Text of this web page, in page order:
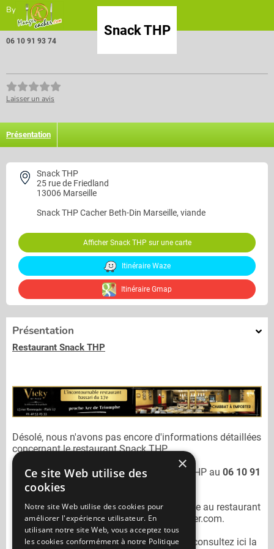
By
Snack THP
06 10 91 93 74
Laisser un avis
Présentation
Snack THP
25 rue de Friedland
13006 Marseille
Snack THPCacher Beth-Din Marseille, viande
Afficher Snack THP sur une carte
Itinéraire Waze
Itinéraire Gmap
Présentation
Restaurant Snack THP
Désolé, nous n'avons pas encore d'informations détaillées
concernant le restaurant Snack THP.
Vous pouvez joindre le restaurant
Snack THP au 06 10 91
93 74
N'oubliez pas de préciser lors de votre sortie au restaurant
Snack THP qu'il n'est pas sur Mangercacher.com.
Pour consulter un autre restaurant cacher
consultez ici la
×
Ce site Web utilise des
cookies
Notre site Web utilise des cookies pour
améliorer l'expérience utilisateur. En
utilisant notre site Web, vous acceptez tous
les cookies conformément à notre Politique